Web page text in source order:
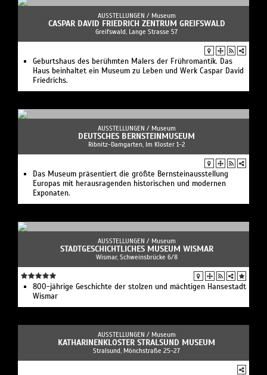
AUSSTELLUNGEN / Museum
CASPAR DAVID FRIEDRICH ZENTRUM GREIFSWALD
Greifswald, Lange Strasse 57
Geburtshaus des berühmten Malers der Frühromantik. Das
Haus beinhaltet ein Museum zu Leben und Werk Caspar David
Friedrichs.
AUSSTELLUNGEN / Museum
DEUTSCHES BERNSTEINMUSEUM
Ribnitz-Damgarten, Im Kloster 1-2
Das Museum präsentiert die größte Bernsteinausstellung
Europas mit herausragenden historischen und modernen
Exponaten.
AUSSTELLUNGEN / Museum
STADTGESCHICHTLICHES MUSEUM WISMAR
Wismar, Schweinsbrücke 6/8
800-jährige Geschichte der stolzen und mächtigen Hansestadt
Wismar
AUSSTELLUNGEN / Museum
KATHARINENKLOSTER STRALSUND MUSEUM
Stralsund, Mönchstraße 25-27